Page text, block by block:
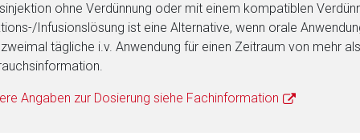
ohne Verdünnung oder mit einem kompatiblen
Infusionslösung ist eine Alternative, wenn orale
tägliche i.v. Anwendung für einen Zeitraum von mehr
Angaben zur Dosierung siehe Fachinformation